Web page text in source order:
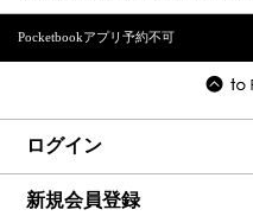
Pocketbookアプリ予約不可
ログイン
新規会員登録